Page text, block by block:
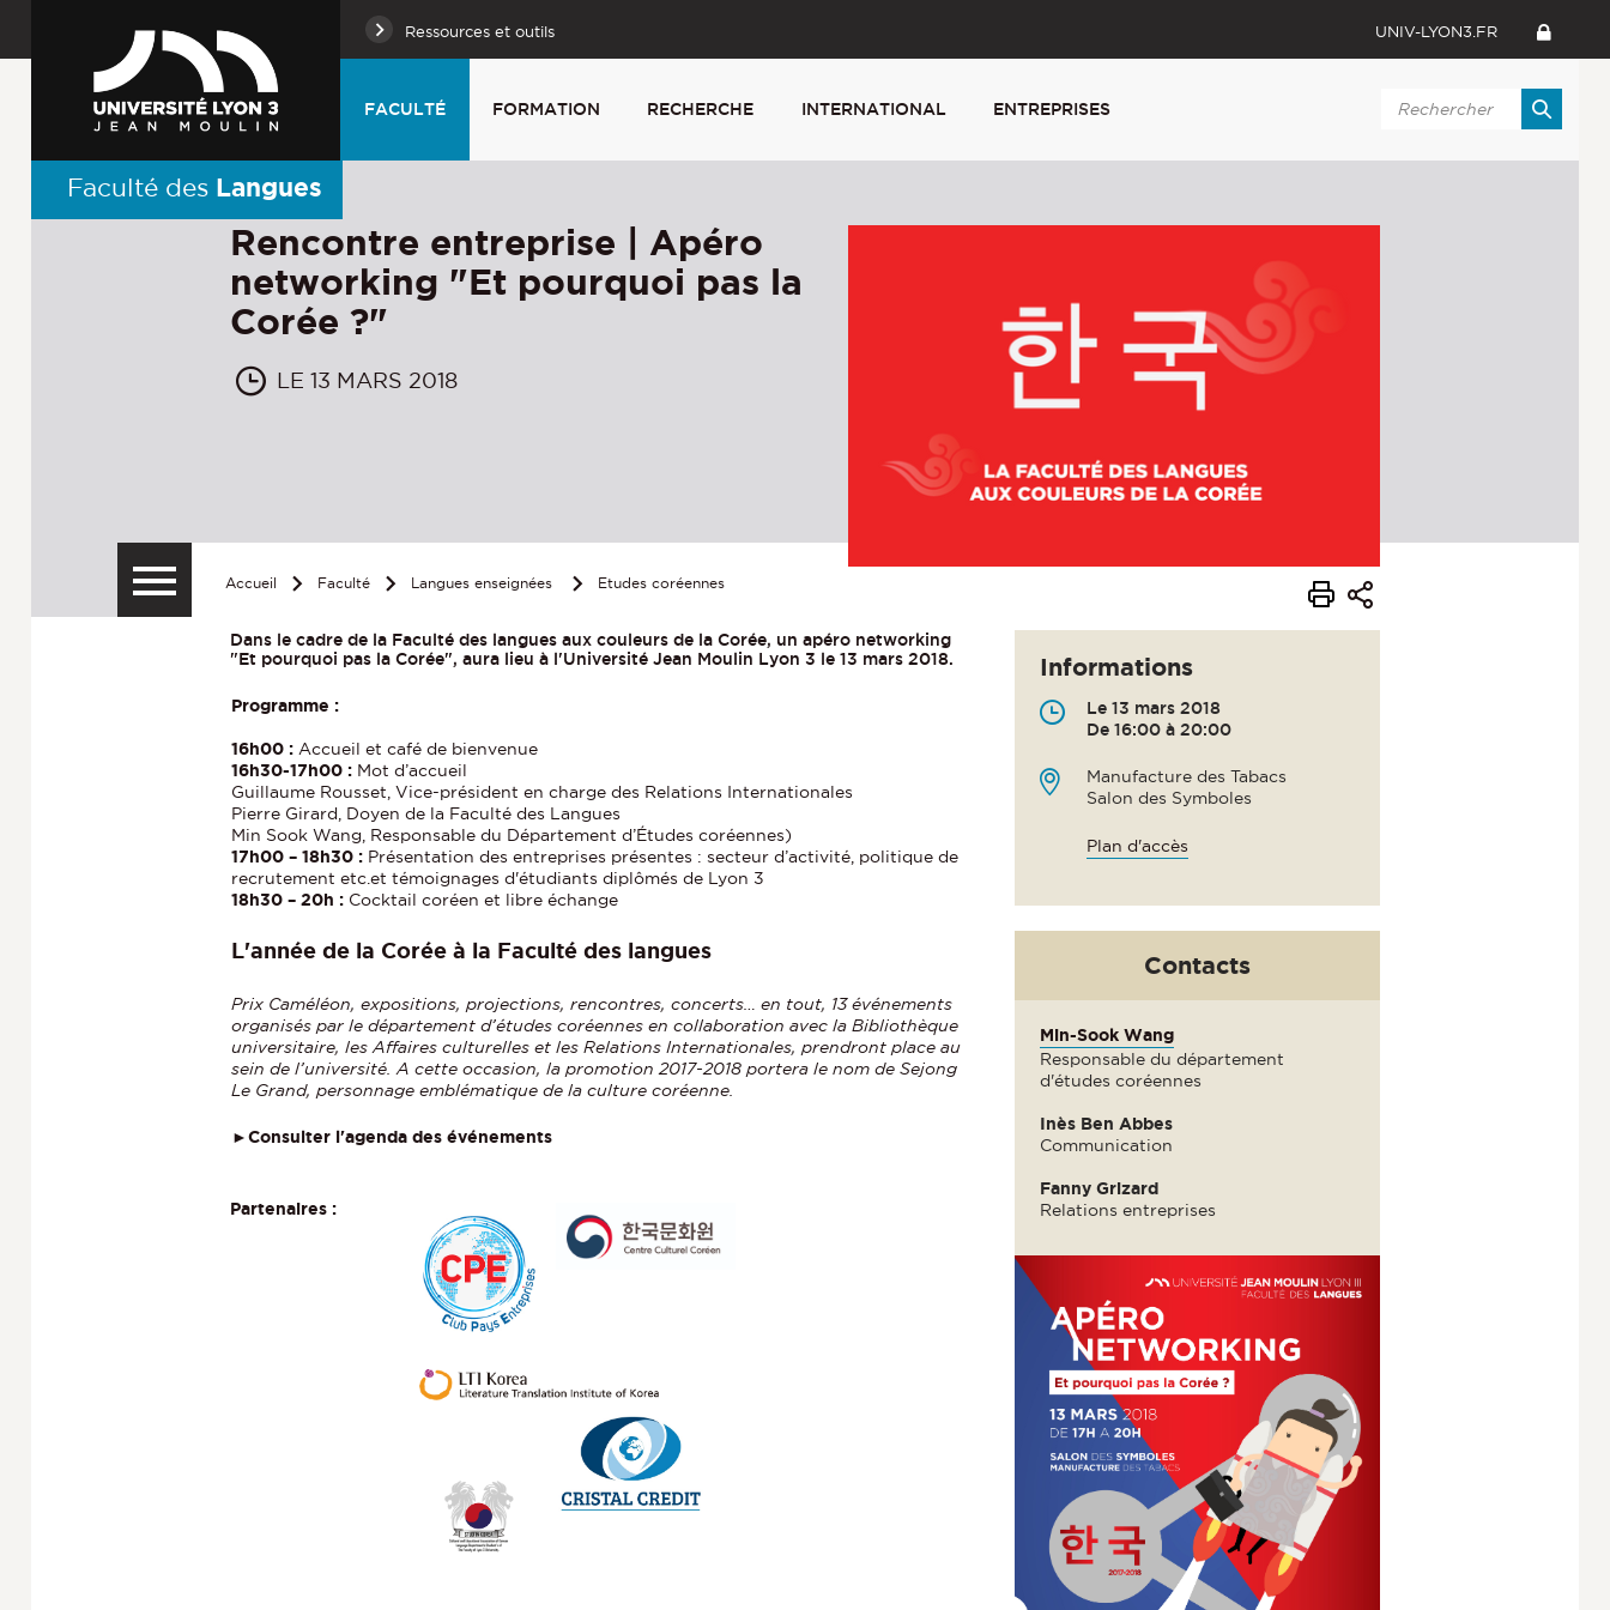
Ressources et outils UNIV-LYON3.FR
FACULTÉ FORMATION RECHERCHE INTERNATIONAL ENTREPRISES
Faculté des Langues
Rencontre entreprise | Apéro
networking "Et pourquoi pas la
Corée ?"
LE 13 MARS 2018
Accueil Faculté Langues enseignées Etudes coréennes
Dans le cadre de la Faculté des langues aux couleurs de la Corée, un apéro networking
"Et pourquoi pas la Corée", aura lieu à l'Université Jean Moulin Lyon 3 le 13 mars 2018.
Programme :
16h00 : Accueil et café de bienvenue
16h30-17h00 : Mot d’accueil
Guillaume Rousset, Vice-président en charge des Relations Internationales
Pierre Girard, Doyen de la Faculté des Langues
Min Sook Wang, Responsable du Département d’Études coréennes)
17h00 – 18h30 : Présentation des entreprises présentes : secteur d’activité, politique de
recrutement etc.et témoignages d'étudiants diplômés de Lyon 3
18h30 – 20h : Cocktail coréen et libre échange
L'année de la Corée à la Faculté des langues
Prix Caméléon, expositions, projections, rencontres, concerts… en tout, 13 événements
organisés par le département d’études coréennes en collaboration avec la Bibliothèque
universitaire, les Affaires culturelles et les Relations Internationales, prendront place au
sein de l’université. A cette occasion, la promotion 2017-2018 portera le nom de Sejong
Le Grand, personnage emblématique de la culture coréenne.
►Consulter l'agenda des événements
Partenaires :
Informations
Le 13 mars 2018
De 16:00 à 20:00
Manufacture des Tabacs
Salon des Symboles
Plan d'accès
Contacts
Min-Sook Wang
Responsable du département
d'études coréennes
Inès Ben Abbes
Communication
Fanny Grizard
Relations entreprises